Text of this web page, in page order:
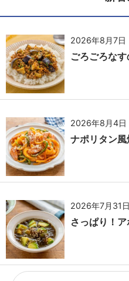
2026年8月7日
ごろごろな
2026年8月4日
ナポリタン
2026年7月31日
さっぱり！ア